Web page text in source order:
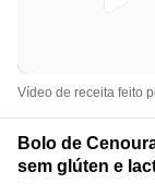
Vídeo de receita feito
Bolo de
sem glúten e